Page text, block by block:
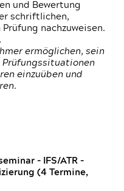
und Bewertung
schriftlichen,
nachzuweisen.
ermöglichen, sein
Prüfungssituationen
einzuüben und
- IFS/ATR -
(4 Termine,